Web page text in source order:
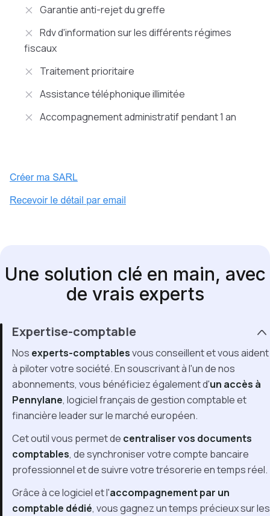
Garantie anti-rejet du greffe
Rdv d'information sur les différents régimes
fiscaux
Traitement prioritaire
Assistance téléphonique illimitée
Accompagnement administratif pendant 1 an
Une solution clé en main, avec
de vrais experts
Expertise-comptable
Nos experts-comptablesvous conseillent et vous aident
à piloter votre société. En souscrivant à l'un de nos
abonnements, vous bénéficiez également d'un accès à
Pennylane, logiciel français de gestion comptable et
financière leader sur le marché européen.
Cet outil vous permet de centraliser vos documents
comptables, de synchroniser votre compte bancaire
professionnel et de suivre votre trésorerie en temps réel.
Grâce à ce logiciel et l'accompagnement par un
comptable dédié, vous gagnez un temps précieux sur les